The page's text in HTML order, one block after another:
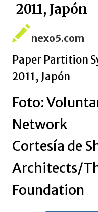
2011, Japón
nexo5.com
Paper Partition
2011, Japón
Foto:
Network
Cortesía de
Architects/
Foundation